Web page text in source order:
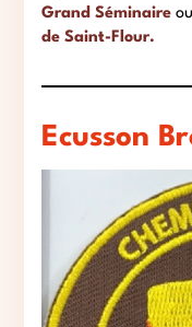
Grand Séminaire
de Saint-Flour.
Ecusson